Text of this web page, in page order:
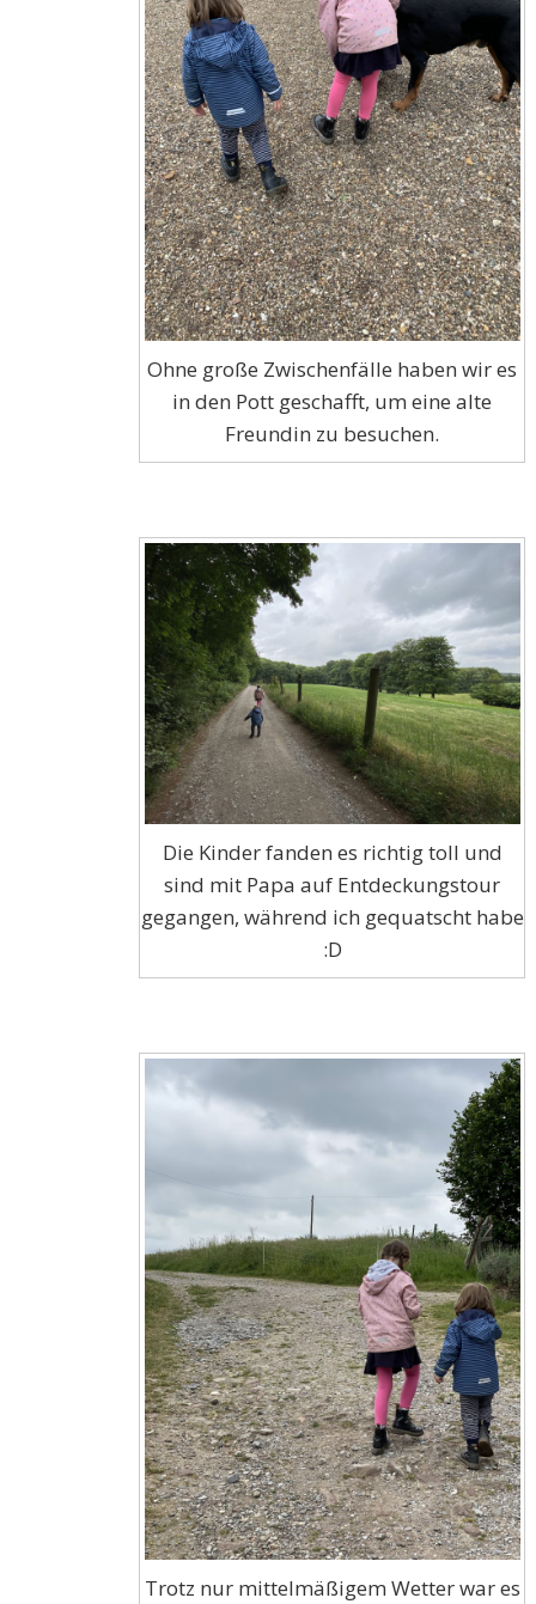
Ohne große Zwischenfälle haben wir es
in den Pott geschafft, um eine alte
Freundin zu besuchen.
Die Kinder fanden es richtig toll und
sind mit Papa auf Entdeckungstour
gegangen, während ich gequatscht habe
:D
Trotz nur mittelmäßigem Wetter war es